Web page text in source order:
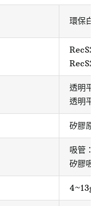
環保白金
透明平
透明平口
矽膠原色
吸管：
矽膠吸管
4~13g